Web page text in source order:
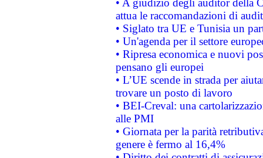
• A giudizio degli auditor della
attua le raccomandazioni di
• Siglato tra UE e Tunisia un
• Un'agenda per il settore
• Ripresa economica e nuovi
pensano gli europei
• L’UE scende in strada per
trovare un posto di lavoro
• BEI-Creval: una
alle PMI
• Giornata per la parità
genere è fermo al 16,4%